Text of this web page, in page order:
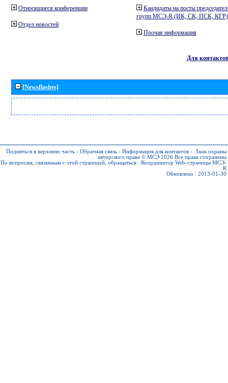
Относящиеся конференции
Отдел новостей
Кандидаты на посты
групп МСЭ-R (ИК, СК, ПСК, КГР)
Прочая информация
Для контактов
[Newsflashes]
Подняться в верхнюю часть - Обратная связь - Информация для контактов - Знак охраны
авторского права © МСЭ 2026 Все права сохранены
По вопросам, связанным с этой страницей, обращаться : Координатор Web-страницы МСЭ-
R
Обновлено : 2013-01-30